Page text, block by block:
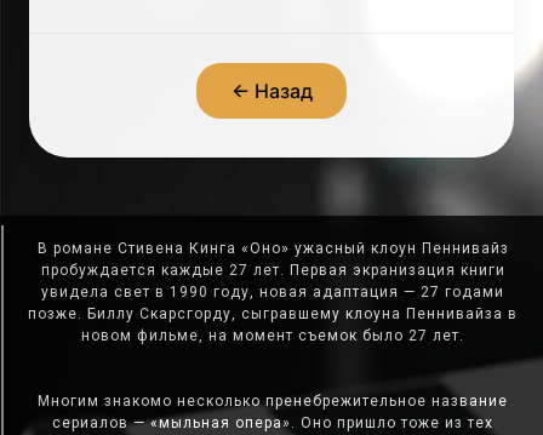
← Назад
В романе Стивена Кинга «Оно» ужасный клоун Пеннивайз
пробуждается каждые 27 лет. Первая экранизация книги
увидела свет в 1990 году, новая адаптация — 27 годами
позже. Биллу Скарсгорду, сыгравшему клоуна Пеннивайза в
новом фильме, на момент съемок было 27 лет.
Многим знакомо несколько пренебрежительное название
сериалов — «мыльная опера». Оно пришло тоже из тех